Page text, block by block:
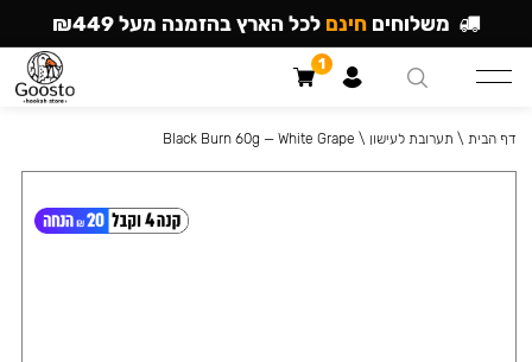
דף הבית \ תערובת לעישון \
Black Burn 60g — White Grape
משלוחים חינם לכל הארץ בהזמנה מעל ₪449
1